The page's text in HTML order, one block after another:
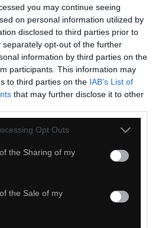
you may continue seeing
on personal information utilized by
disclosed to third parties prior to
separately opt-out of the further
information by third parties on the
participants. This information may
to third parties on the IAB’s List of
that may further disclose it to other
Opt Outs
the Sharing of my
the Sale of my